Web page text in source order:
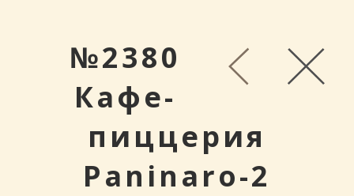
№2380
Кафе-
пиццерия
Paninaro-2